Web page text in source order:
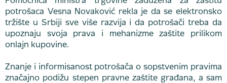
potrošaca Vesna Novaković rekla je da se elektronsko
tržište u Srbiji sve više razvija i da potrošači treba da
upoznaju svoja prava i mehanizme zaštite prilikom
onlajn kupovine.
Znanje i informisanost potrošača o sopstvenim pravima
značajno podižu stepen pravne zaštite građana, a sam